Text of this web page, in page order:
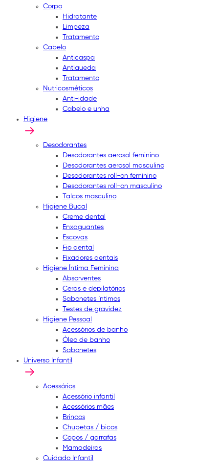
Corpo
Hidratante
Limpeza
Tratamento
Cabelo
Anticaspa
Antiqueda
Tratamento
Nutricosméticos
Anti-idade
Cabelo e unha
Higiene
Desodorantes
Desodorantes aerosol feminino
Desodorantes aerosol masculino
Desodorantes roll-on feminino
Desodorantes roll-on masculino
Talcos masculino
Higiene Bucal
Creme dental
Enxaguantes
Escovas
Fio dental
Fixadores dentais
Higiene Íntima Feminina
Absorventes
Ceras e depilatórios
Sabonetes íntimos
Testes de gravidez
Higiene Pessoal
Acessórios de banho
Óleo de banho
Sabonetes
Universo Infantil
Acessórios
Acessório infantil
Acessórios mães
Brincos
Chupetas / bicos
Copos / garrafas
Mamadeiras
Cuidado Infantil